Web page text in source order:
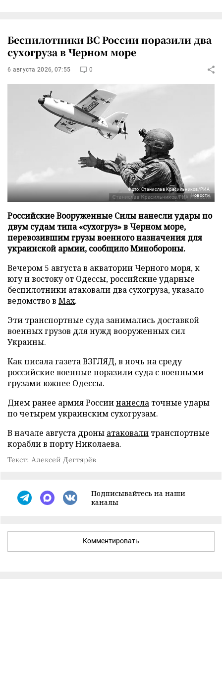
Беспилотники ВС России поразили два
сухогруза в Черном море
6 августа 2026, 07:55 0
Фото: Станислав Красильников/РИА
Новости
Российские Вооруженные Силы нанесли удары по
двум судам типа «сухогруз» в Черном море,
перевозившим грузы военного назначения для
украинской армии, сообщило Минобороны.
Вечером 5 августа в акватории Черного моря, к
югу и востоку от Одессы, российские ударные
беспилотники атаковали два сухогруза, указало
ведомство в Max.
Эти транспортные суда занимались доставкой
военных грузов для нужд вооруженных сил
Украины.
Как писала газета ВЗГЛЯД, в ночь на среду
российские военные поразили суда с военными
грузами южнее Одессы.
Днем ранее армия Россиинанесла точные удары
по четырем украинским сухогрузам.
В начале августа дроны атаковали транспортные
корабли в порту Николаева.
Текст: Алексей Дегтярёв
Подписывайтесь на наши
каналы
Комментировать